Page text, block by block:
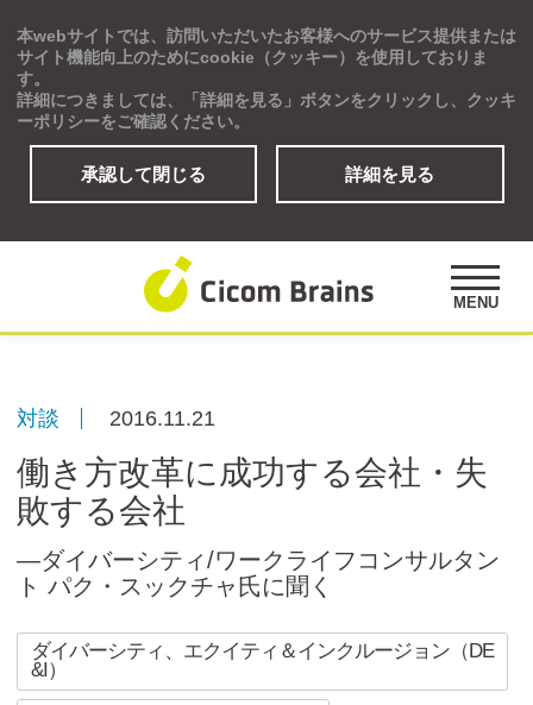
本webサイトでは、訪問いただいたお客様へのサービス提供または
サイト機能向上のためにcookie（クッキー）を使用しておりま
す。
詳細につきましては、「詳細を見る」ボタンをクリックし、クッキ
ーポリシーをご確認ください。
承認して閉じる 詳細を見る
MENU
Global
アセスメント
公開講座 事例紹介 オピニオンズ
Cicom Brainsについて
採用情報・講師募集
アジア・ネットワーク
対談 2016.11.21
働き方改革に成功する会社・失
敗する会社
―ダイバーシティ/ワークライフコンサルタン
ト パク・スックチャ氏に聞く
ダイバーシティ、エクイティ＆インクルージョン（DE
&I）